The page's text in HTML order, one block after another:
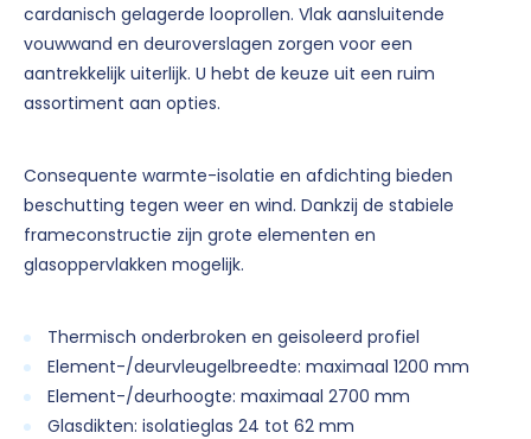
cardanisch gelagerde looprollen. Vlak aansluitende
vouwwand en deuroverslagen zorgen voor een
aantrekkelijk uiterlijk. U hebt de keuze uit een ruim
assortiment aan opties.
Consequente warmte-isolatie en afdichting bieden
beschutting tegen weer en wind. Dankzij de stabiele
frameconstructie zijn grote elementen en
glasoppervlakken mogelijk.
Thermisch onderbroken en geisoleerd profiel
Element-/deurvleugelbreedte: maximaal 1200 mm
Element-/deurhoogte: maximaal 2700 mm
Glasdikten: isolatieglas 24 tot 62 mm